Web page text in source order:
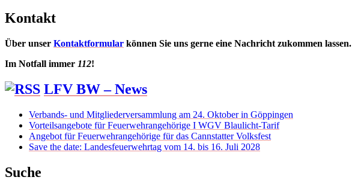
Kontakt
Über unser Kontaktformular können Sie uns gerne eine Nachricht zukommen lassen.
Im Notfall immer 112!
LFV BW – News
Verbands- und Mitgliederversammlung am 24. Oktober in Göppingen
Vorteilsangebote für Feuerwehrangehörige I WGV Blaulicht-Tarif
Angebot für Feuerwehrangehörige für das Cannstatter Volksfest
Save the date: Landesfeuerwehrtag vom 14. bis 16. Juli 2028
Suche